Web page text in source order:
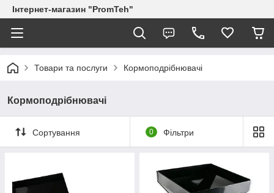
Інтернет-магазин "PromTeh"
Товари та послуги Кормоподрібнювачі
Кормоподрібнювачі
Сортування 0 Фільтри